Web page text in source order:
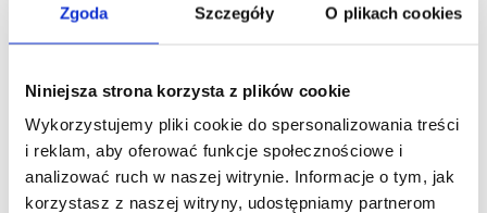
Zgoda Szczegóły O plikach cookies
Niniejsza strona korzysta z plików cookie
Wykorzystujemy pliki cookie do spersonalizowania treści
i reklam, aby oferować funkcje społecznościowe i
analizować ruch w naszej witrynie. Informacje o tym, jak
korzystasz z naszej witryny, udostępniamy partnerom
Galanteria hotelowa. Hotelowy igielnik / zestaw do szycia
pakowana w biały kartonik papierowy. Opakowanie nadaje się
w 100% do recyklingu. Opakowanie zbiorcze (karton) 250
sztuk.
Minimalna ilość zamówienia tego produktu jest 250.